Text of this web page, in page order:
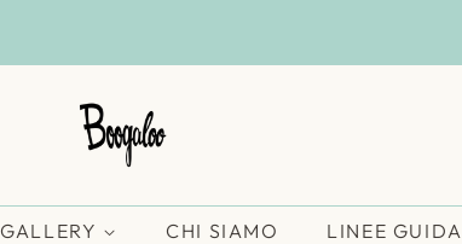
GALLERY CHI SIAMO LINEE GUIDA